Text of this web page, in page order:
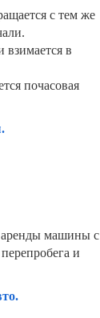
с тем же
в
почасовая
аренды машины с
и